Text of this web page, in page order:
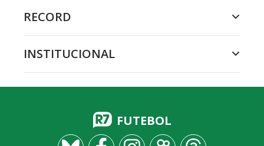
RECORD
INSTITUCIONAL
FUTEBOL